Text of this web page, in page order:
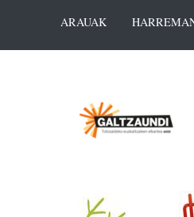
ARAUAK